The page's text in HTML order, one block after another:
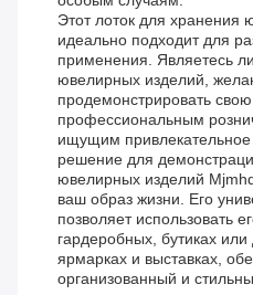
Этот лоток для хранения
идеально подходит для
применения. Являетесь
ювелирных изделий,
продемонстрировать
профессиональным
ищущим
решение для
ювелирных изделий
ваш образ жизни. Его
позволяет использовать
гардеробных, бутиках
ярмарках и выставках,
организованный и